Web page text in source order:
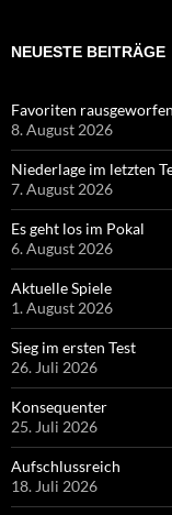
NEUESTE BEITRÄGE
Favoriten rausgeworfen
8. August 2026
Niederlage im letzten
7. August 2026
Es geht los im Pokal
6. August 2026
Aktuelle Spiele
1. August 2026
Sieg im ersten Test
26. Juli 2026
Konsequenter
25. Juli 2026
Aufschlussreich
18. Juli 2026